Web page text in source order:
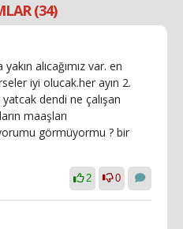
(34)
alıcağımız var. en
iyi olucak.her ayın 2.
dendi ne çalışan
maaşları
görmüyormu ? bir
2 0